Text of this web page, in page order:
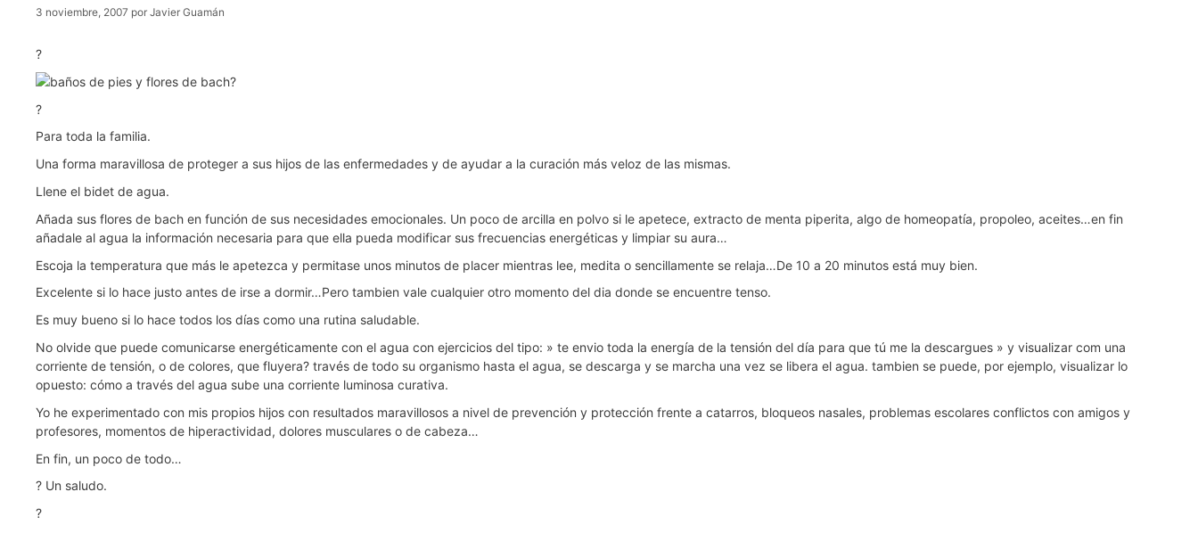
3 noviembre, 2007 por Javier Guamán
?
?
?
Para toda la familia.
Una forma maravillosa de proteger a sus hijos de las enfermedades y de ayudar a la curación más veloz de las mismas.
Llene el bidet de agua.
Añada sus flores de bach en función de sus necesidades emocionales. Un poco de arcilla en polvo si le apetece, extracto de menta piperita, algo de homeopatía, propoleo, aceites…en fin
añadale al agua la información necesaria para que ella pueda modificar sus frecuencias energéticas y limpiar su aura…
Escoja la temperatura que más le apetezca y permitase unos minutos de placer mientras lee, medita o sencillamente se relaja…De 10 a 20 minutos está muy bien.
Excelente si lo hace justo antes de irse a dormir…Pero tambien vale cualquier otro momento del dia donde se encuentre tenso.
Es muy bueno si lo hace todos los días como una rutina saludable.
No olvide que puede comunicarse energéticamente con el agua con ejercicios del tipo: » te envio toda la energía de la tensión del día para que tú me la descargues » y visualizar com una
corriente de tensión, o de colores, que fluyera? través de todo su organismo hasta el agua, se descarga y se marcha una vez se libera el agua. tambien se puede, por ejemplo, visualizar lo
opuesto: cómo a través del agua sube una corriente luminosa curativa.
Yo he experimentado con mis propios hijos con resultados maravillosos a nivel de prevención y protección frente a catarros, bloqueos nasales, problemas escolares conflictos con amigos y
profesores, momentos de hiperactividad, dolores musculares o de cabeza…
En fin, un poco de todo…
? Un saludo.
?